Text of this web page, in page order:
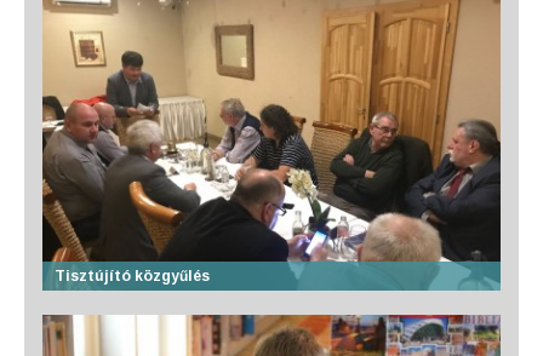
Tisztújító közgyűlés